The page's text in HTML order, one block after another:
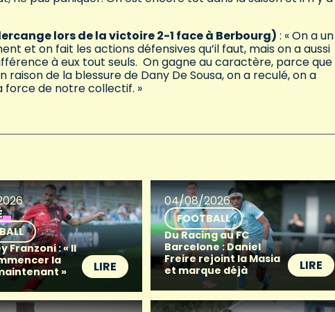
lors de la victoire 2-1 face à Berbourg) : « On a un
et on fait les actions défensives qu’il faut, mais on a aussi
à eux tout seuls. On gagne au caractère, parce que
de la blessure de Dany De Sousa, on a reculé, on a
force de notre collectif. »
Franzoni : « Il
la
»
LIRE
04/08/2026
FOOTBALL
Du Racing au FC
Barcelone : Daniel
Freire rejoint la Masia
et marque déjà
LIRE